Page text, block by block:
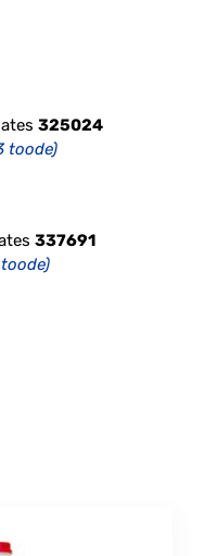
325024
toode)
337691